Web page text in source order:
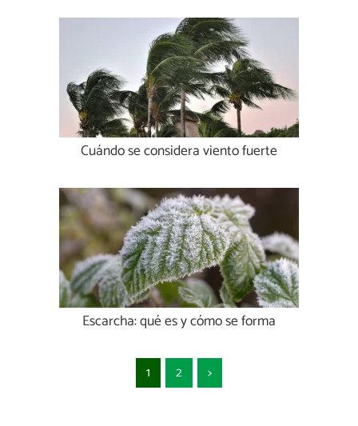
Cuándo se considera viento fuerte
Escarcha: qué es y cómo se forma
1 2 >